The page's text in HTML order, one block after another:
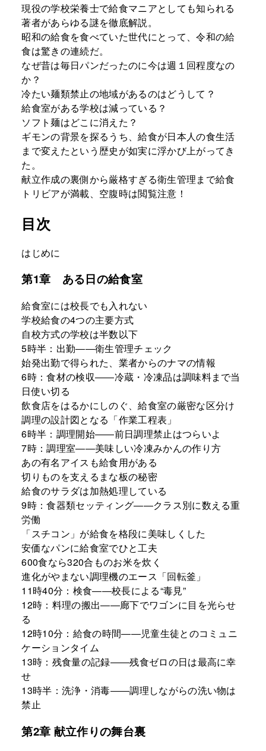
現役の学校栄養士で給食マニアとしても知られる
著者があらゆる謎を徹底解説。
昭和の給食を食べていた世代にとって、令和の給
食は驚きの連続だ。
なぜ昔は毎日パンだったのに今は週１回程度なの
か？
冷たい麺類禁止の地域があるのはどうして？
給食室がある学校は減っている？
ソフト麺はどこに消えた？
ギモンの背景を探るうち、給食が日本人の食生活
まで変えたという歴史が如実に浮かび上がってき
た。
献立作成の裏側から厳格すぎる衛生管理まで給食
トリビアが満載、空腹時は閲覧注意！
目次
はじめに
第1章 ある日の給食室
給食室には校長でも入れない
学校給食の4つの主要方式
自校方式の学校は半数以下
5時半：出勤――衛生管理チェック
始発出勤で得られた、業者からのナマの情報
6時：食材の検収――冷蔵・冷凍品は調味料まで当
日使い切る
飲食店をはるかにしのぐ、給食室の厳密な区分け
調理の設計図となる「作業工程表」
6時半：調理開始――前日調理禁止はつらいよ
7時：調理室――美味しい冷凍みかんの作り方
あの有名アイスも給食用がある
切りものを支えるまな板の秘密
給食のサラダは加熱処理している
9時：食器類セッティング――クラス別に数える重
労働
「スチコン」が給食を格段に美味しくした
安価なパンに給食室でひと工夫
600食なら320合ものお米を炊く
進化がやまない調理機のエース「回転釜」
11時40分：検食――校長による“毒見”
12時：料理の搬出――廊下でワゴンに目を光らせ
る
12時10分：給食の時間――児童生徒とのコミュニ
ケーションタイム
13時：残食量の記録――残食ゼロの日は最高に幸
せ
13時半：洗浄・消毒――調理しながらの洗い物は
禁止
第2章 献立作りの舞台裏